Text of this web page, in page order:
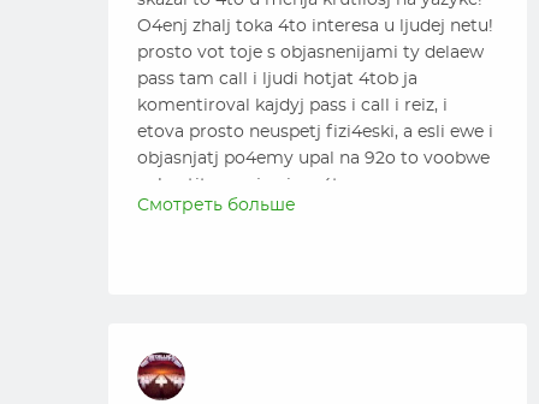
O4enj zhalj toka 4to interesa u ljudej netu!
prosto vot toje s objasnenijami ty delaew
pass tam call i ljudi hotjat 4tob ja
komentiroval kajdyj pass i call i reiz, i
etova prosto neuspetj fizi4eski, a esli ewe i
objasnjatj po4emy upal na 92o to voobwe
nehvatit vremja ni na 4to
Смотреть больше